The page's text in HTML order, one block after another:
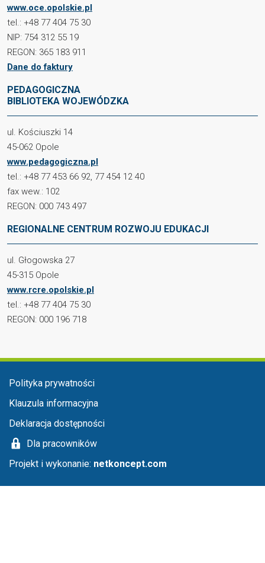
www.oce.opolskie.pl
tel.: +48 77 404 75 30
NIP: 754 312 55 19
REGON: 365 183 911
Dane do faktury
PEDAGOGICZNA
BIBLIOTEKA WOJEWÓDZKA
ul. Kościuszki 14
45-062 Opole
www.pedagogiczna.pl
tel.: +48 77 453 66 92, 77 454 12 40
fax wew.: 102
REGON: 000 743 497
REGIONALNE CENTRUM ROZWOJU EDUKACJI
ul. Głogowska 27
45-315 Opole
www.rcre.opolskie.pl
tel.: +48 77 404 75 30
REGON: 000 196 718
Menu stopka
Polityka prywatności
Klauzula informacyjna
Deklaracja dostępności
Dla pracowników
Projekt i wykonanie: netkoncept.com